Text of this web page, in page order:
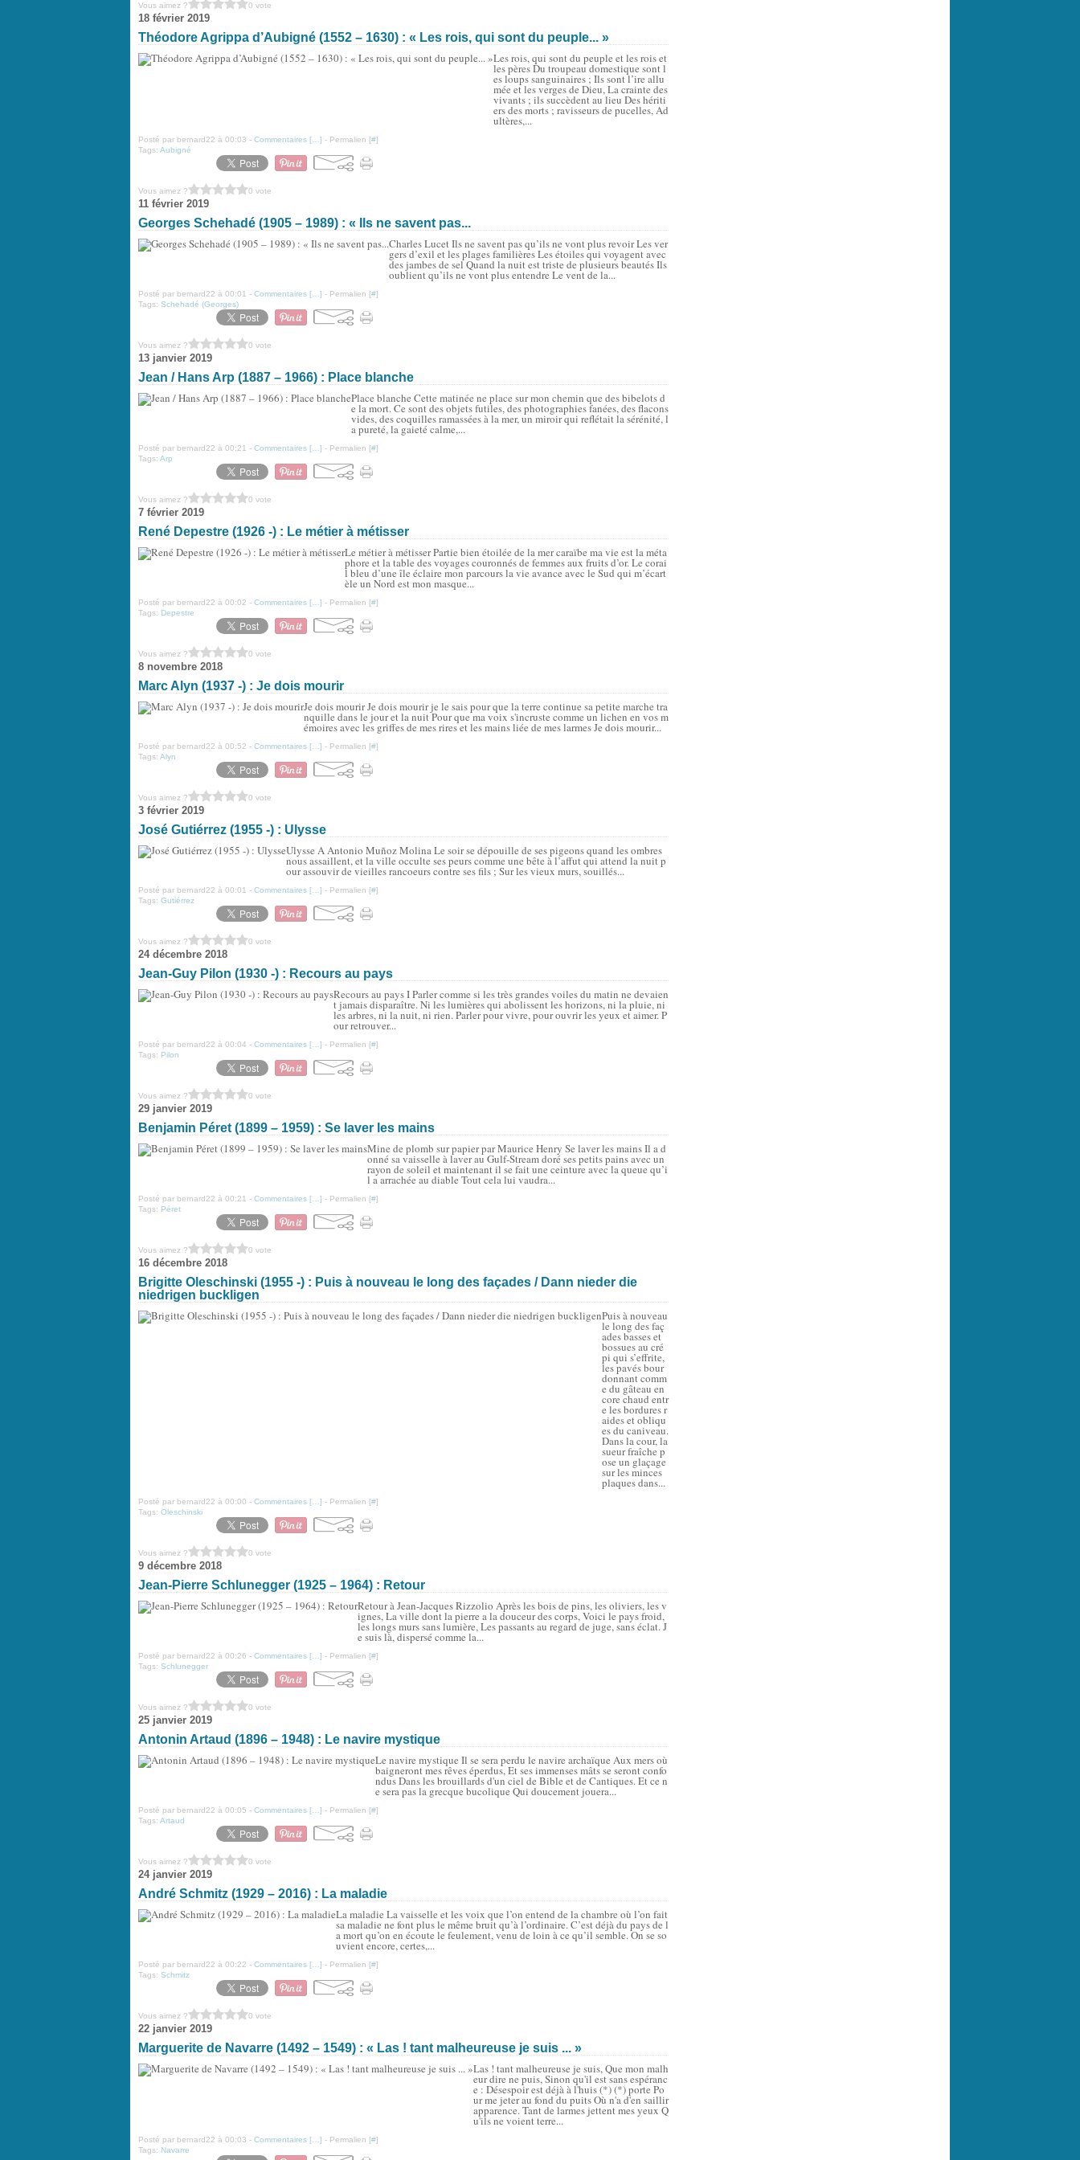
Vous aimez ? 0 vote
18 février 2019
Théodore Agrippa d’Aubigné (1552 – 1630) : « Les rois, qui sont du peuple... »
Les rois, qui sont du peuple et les rois et
les pères Du troupeau domestique sont l
es loups sanguinaires ; Ils sont l’ire allu
mée et les verges de Dieu, La crainte des
vivants ; ils succèdent au lieu Des hériti
ers des morts ; ravisseurs de pucelles, Ad
ultères,...
Posté par bernard22 à 00:03 - Commentaires [ ] - Permalien [#]
Tags: Aubigné
Vous aimez ? 0 vote
11 février 2019
Georges Schehadé (1905 – 1989) : « Ils ne savent pas...
Charles Lucet Ils ne savent pas qu’ils ne vont plus revoir Les ver
gers d’exil et les plages familières Les étoiles qui voyagent avec
des jambes de sel Quand la nuit est triste de plusieurs beautés Ils
oublient qu’ils ne vont plus entendre Le vent de la...
Posté par bernard22 à 00:01 - Commentaires [ ] - Permalien [#]
Tags: Schehadé (Georges)
Vous aimez ? 0 vote
13 janvier 2019
Jean / Hans Arp (1887 – 1966) : Place blanche
Place blanche Cette matinée ne place sur mon chemin que des bibelots d
e la mort. Ce sont des objets futiles, des photographies fanées, des flacons
vides, des coquilles ramassées à la mer, un miroir qui reflétait la sérénité, l
a pureté, la gaieté calme,...
Posté par bernard22 à 00:21 - Commentaires [ ] - Permalien [#]
Tags: Arp
Vous aimez ? 0 vote
7 février 2019
René Depestre (1926 -) : Le métier à métisser
Le métier à métisser Partie bien étoilée de la mer caraïbe ma vie est la méta
phore et la table des voyages couronnés de femmes aux fruits d’or. Le corai
l bleu d’une île éclaire mon parcours la vie avance avec le Sud qui m’écart
èle un Nord est mon masque...
Posté par bernard22 à 00:02 - Commentaires [ ] - Permalien [#]
Tags: Depestre
Vous aimez ? 0 vote
8 novembre 2018
Marc Alyn (1937 -) : Je dois mourir
Je dois mourir Je dois mourir je le sais pour que la terre continue sa petite marche tra
nquille dans le jour et la nuit Pour que ma voix s'incruste comme un lichen en vos m
émoires avec les griffes de mes rires et les mains liée de mes larmes Je dois mourir...
Posté par bernard22 à 00:52 - Commentaires [ ] - Permalien [#]
Tags: Alyn
Vous aimez ? 0 vote
3 février 2019
José Gutiérrez (1955 -) : Ulysse
Ulysse A Antonio Muñoz Molina Le soir se dépouille de ses pigeons quand les ombres
nous assaillent, et la ville occulte ses peurs comme une bête à l’affut qui attend la nuit p
our assouvir de vieilles rancoeurs contre ses fils ; Sur les vieux murs, souillés...
Posté par bernard22 à 00:01 - Commentaires [ ] - Permalien [#]
Tags: Gutiérrez
Vous aimez ? 0 vote
24 décembre 2018
Jean-Guy Pilon (1930 -) : Recours au pays
Recours au pays I Parler comme si les très grandes voiles du matin ne devaien
t jamais disparaître. Ni les lumières qui abolissent les horizons, ni la pluie, ni
les arbres, ni la nuit, ni rien. Parler pour vivre, pour ouvrir les yeux et aimer. P
our retrouver...
Posté par bernard22 à 00:04 - Commentaires [ ] - Permalien [#]
Tags: Pilon
Vous aimez ? 0 vote
29 janvier 2019
Benjamin Péret (1899 – 1959) : Se laver les mains
Mine de plomb sur papier par Maurice Henry Se laver les mains Il a d
onné sa vaisselle à laver au Gulf-Stream doré ses petits pains avec un
rayon de soleil et maintenant il se fait une ceinture avec la queue qu’i
l a arrachée au diable Tout cela lui vaudra...
Posté par bernard22 à 00:21 - Commentaires [ ] - Permalien [#]
Tags: Péret
Vous aimez ? 0 vote
16 décembre 2018
Brigitte Oleschinski (1955 -) : Puis à nouveau le long des façades / Dann nieder die
niedrigen buckligen
Puis à nouveau
le long des faç
ades basses et
bossues au cré
pi qui s’effrite,
les pavés bour
donnant comm
e du gâteau en
core chaud entr
e les bordures r
aides et obliqu
es du caniveau.
Dans la cour, la
sueur fraîche p
ose un glaçage
sur les minces
plaques dans...
Posté par bernard22 à 00:00 - Commentaires [ ] - Permalien [#]
Tags: Oleschinski
Vous aimez ? 0 vote
9 décembre 2018
Jean-Pierre Schlunegger (1925 – 1964) : Retour
Retour à Jean-Jacques Rizzolio Après les bois de pins, les oliviers, les v
ignes, La ville dont la pierre a la douceur des corps, Voici le pays froid,
les longs murs sans lumière, Les passants au regard de juge, sans éclat. J
e suis là, dispersé comme la...
Posté par bernard22 à 00:26 - Commentaires [ ] - Permalien [#]
Tags: Schlunegger
Vous aimez ? 0 vote
25 janvier 2019
Antonin Artaud (1896 – 1948) : Le navire mystique
Le navire mystique Il se sera perdu le navire archaïque Aux mers où
baigneront mes rêves éperdus, Et ses immenses mâts se seront confo
ndus Dans les brouillards d'un ciel de Bible et de Cantiques. Et ce n
e sera pas la grecque bucolique Qui doucement jouera...
Posté par bernard22 à 00:05 - Commentaires [ ] - Permalien [#]
Tags: Artaud
Vous aimez ? 0 vote
24 janvier 2019
André Schmitz (1929 – 2016) : La maladie
La maladie La vaisselle et les voix que l’on entend de la chambre où l’on fait
sa maladie ne font plus le même bruit qu’à l’ordinaire. C’est déjà du pays de l
a mort qu’on en écoute le feulement, venu de loin à ce qu’il semble. On se so
uvient encore, certes,...
Posté par bernard22 à 00:22 - Commentaires [ ] - Permalien [#]
Tags: Schmitz
Vous aimez ? 0 vote
22 janvier 2019
Marguerite de Navarre (1492 – 1549) : « Las ! tant malheureuse je suis ... »
Las ! tant malheureuse je suis, Que mon malh
eur dire ne puis, Sinon qu'il est sans espéranc
e : Désespoir est déjà à l'huis (*) (*) porte Po
ur me jeter au fond du puits Où n'a d'en saillir
apparence. Tant de larmes jettent mes yeux Q
u'ils ne voient terre...
Posté par bernard22 à 00:03 - Commentaires [ ] - Permalien [#]
Tags: Navarre